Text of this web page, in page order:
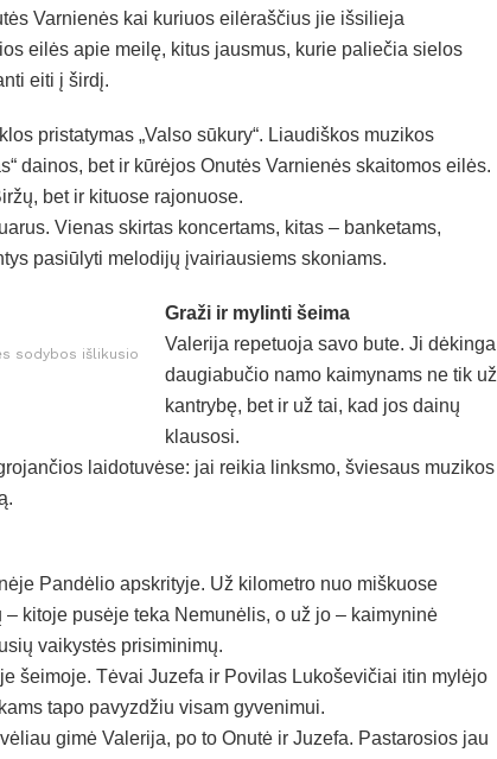
Varnienės kai kuriuos eilėraščius jie išsilieja
eilės apie meilę, kitus jausmus, kurie paliečia sielos
eiti į širdį.
pristatymas „Valso sūkury“. Liaudiškos muzikos
dainos, bet ir kūrėjos Onutės Varnienės skaitomos eilės.
bet ir kituose rajonuose.
Vienas skirtas koncertams, kitas – banketams,
pasiūlyti melodijų įvairiausiems skoniams.
sodybos išlikusio
Graži ir mylinti šeima
Valerija repetuoja savo bute. Ji dėkinga
daugiabučio namo kaimynams ne tik už
kantrybę, bet ir už tai, kad jos dainų
klausosi.
laidotuvėse: jai reikia linksmo, šviesaus muzikos
Pandėlio apskrityje. Už kilometro nuo miškuose
kitoje pusėje teka Nemunėlis, o už jo – kaimyninė
vaikystės prisiminimų.
šeimoje. Tėvai Juzefa ir Povilas Lukoševičiai itin mylėjo
tapo pavyzdžiu visam gyvenimui.
gimė Valerija, po to Onutė ir Juzefa. Pastarosios jau